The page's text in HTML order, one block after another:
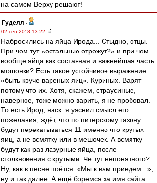
на самом Верху решают!
Гуделл -
02 сен 2018 13:22
Набросились на яйца Ирода... Стыдно, отцы.
При чем тут «остальные отрежут?» и при чем
вообще яйца как составная и важнейшая часть
мошонки? Есть такое устойчивое выражение
«быть круче вареных яиц». Куриных. Варят
потому что их. Хотя, скажем, страусиные,
наверное, тоже можно варить, я не пробовал.
То есть Ирод, наск. я уяснил смысл его
пожелания, ждёт, что по питерскому газону
будут перекатываться 11 именно что крутых
яиц, а не всмятку или в мешочек. А всмятку
будут как раз лазурные яйца, после
столкновения с крутыми. Чё тут непонятного?
Ну, как в песне поётся: «Мы к вам приедем...»,
ну и так далее. А ещё боремся за имя сайта